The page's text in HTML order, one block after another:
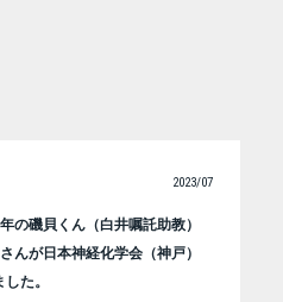
2023/07
の磯貝くん（白井嘱託助教）
んが日本神経化学会（神戸）
た。